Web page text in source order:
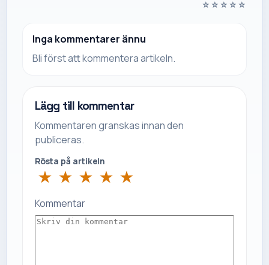
☆ ☆ ☆ ☆ ☆
Inga kommentarer ännu
Bli först att kommentera artikeln.
Lägg till kommentar
Kommentaren granskas innan den
publiceras.
Rösta på artikeln
★ ★ ★ ★ ★
Kommentar